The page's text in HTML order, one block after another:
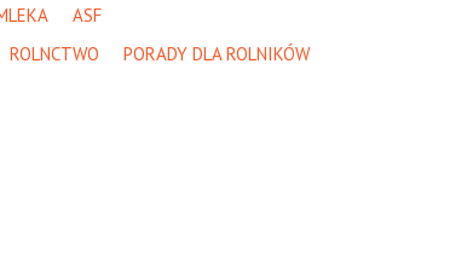
ASF
ROLNCTWO
PORADY DLA ROLNIKÓW